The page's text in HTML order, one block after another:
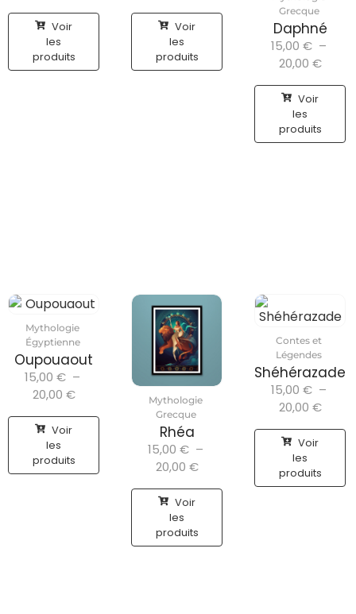
Voir
les
produits
Voir
les
produits
Grecque
Daphné
15,00 € –
20,00 €
Voir
les
produits
Mythologie
Égyptienne
Oupouaout
15,00 € –
20,00 €
Voir
les
produits
Mythologie
Grecque
Rhéa
15,00 € –
20,00 €
Voir
les
produits
Contes et
Légendes
Shéhérazade
15,00 € –
20,00 €
Voir
les
produits